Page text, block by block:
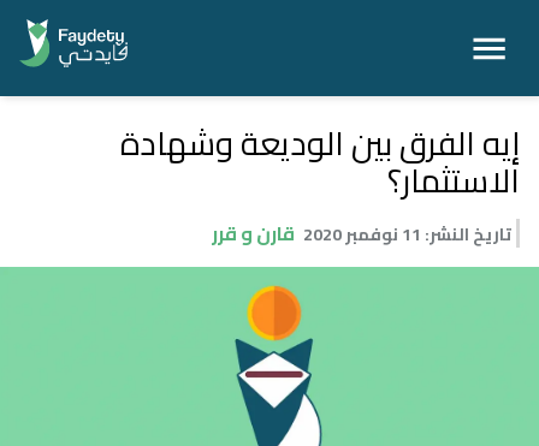
إيه الفرق بين الوديعة وشهادة
الاستثمار؟
تاريخ النشر: 11 نوفمبر 2020 قارن و قرر